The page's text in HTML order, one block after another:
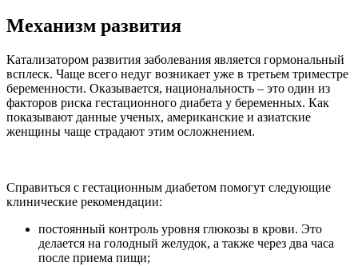
Механизм развития
Катализатором развития заболевания является гормональный
всплеск. Чаще всего недуг возникает уже в третьем триместре
беременности. Оказывается, национальность – это один из
факторов риска гестационного диабета у беременных. Как
показывают данные ученых, американские и азиатские
женщины чаще страдают этим осложнением.
Справиться с гестационным диабетом помогут следующие
клинические рекомендации:
постоянный контроль уровня глюкозы в крови. Это
делается на голодный желудок, а также через два часа
после приема пищи;